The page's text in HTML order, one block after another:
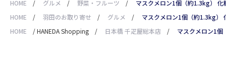
HOME
/ グルメ / 野菜・フルーツ /
マスクメロン1個（約1.3kg） 化
HOME
/ 羽田のお取り寄せ / グルメ /
マスクメロン1個（約1.3kg）
HOME
/HANEDA Shopping / 日本橋 千疋屋総本店 / マスクメロン1